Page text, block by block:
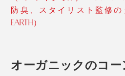
防臭、スタイリスト監修の
EARTH）
オーガニックのコ